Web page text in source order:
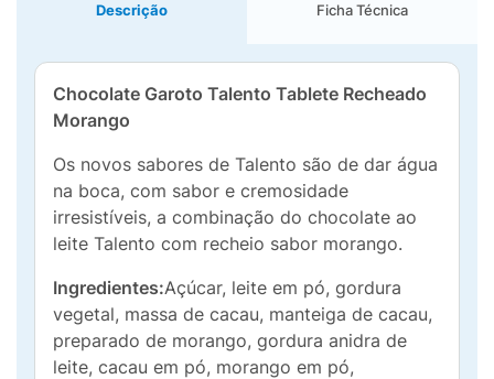
Descrição Ficha Técnica
Chocolate Garoto Talento Tablete Recheado
Morango
Os novos sabores de Talento são de dar água
na boca, com sabor e cremosidade
irresistíveis, a combinação do chocolate ao
leite Talento com recheio sabor morango.
Ingredientes:Açúcar, leite em pó, gordura
vegetal, massa de cacau, manteiga de cacau,
preparado de morango, gordura anidra de
leite, cacau em pó, morango em pó,